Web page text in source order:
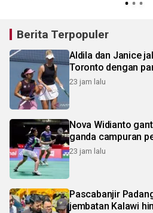
Berita Terpopuler
Aldila dan Janice
Toronto dengan
23 jam lalu
Nova Widianto
ganda campuran
23 jam lalu
Pascabanjir
jembatan Kalawi